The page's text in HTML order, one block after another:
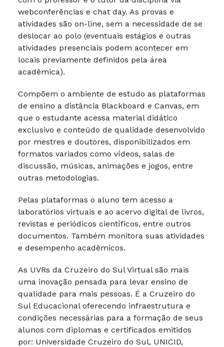
webconferências e chat day. As provas e
atividades são on-line, sem a necessidade de se
deslocar ao polo (eventuais estágios e outras
atividades presenciais podem acontecer em
locais previamente definidos pela área
acadêmica).
Compõem o ambiente de estudo as plataformas
de ensino a distância Blackboard e Canvas, em
que o estudante acessa material didático
exclusivo e conteúdo de qualidade desenvolvido
por mestres e doutores, disponibilizados em
formatos variados como vídeos, salas de
discussão, músicas, animações e jogos, entre
outras metodologias.
Pelas plataformas o aluno tem acesso a
laboratórios virtuais e ao acervo digital de livros,
revistas e periódicos científicos, entre outros
documentos. Também monitora suas atividades
e desempenho acadêmicos.
As UVRs da Cruzeiro do Sul Virtual são mais
uma inovação pensada para levar ensino de
qualidade para mais pessoas. É a Cruzeiro do
Sul Educacional oferecendo infraestrutura e
condições necessárias para a formação de seus
alunos com diplomas e certificados emitidos
por: Universidade Cruzeiro do Sul, UNICID,